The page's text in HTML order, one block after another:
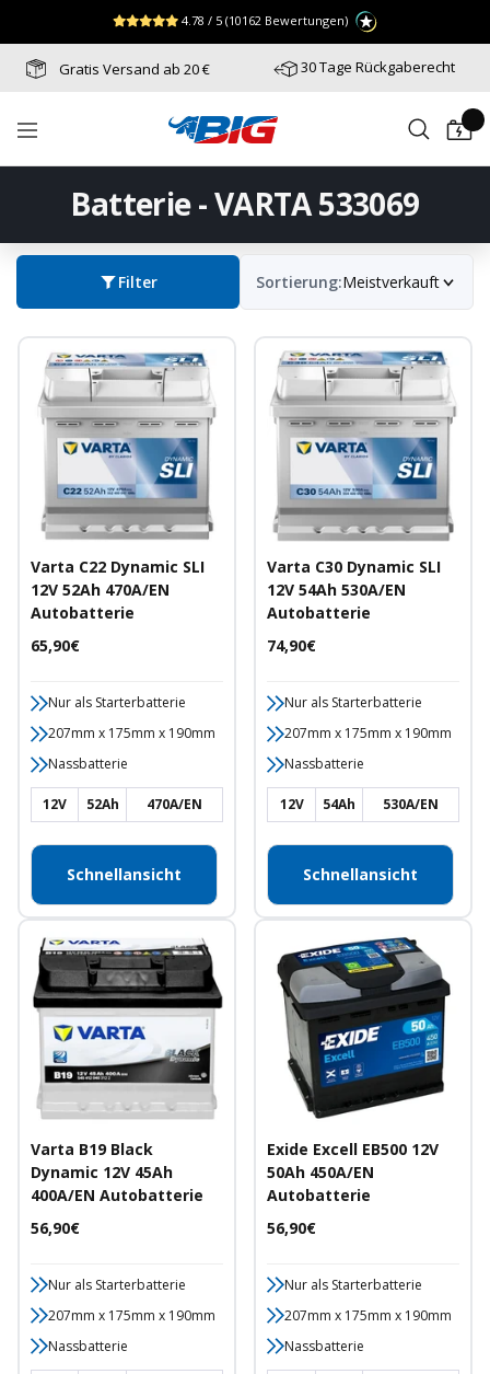
Zum Menü springen
Fußzeile springen
Barrierefreiheits-Widget öffnen
Inhalt
4.78 / 5 (10162 Bewertungen)
Gratis Versand ab 20 € 30 Tage Rückgaberecht
Navigation
Batterie-
Batterie - VARTA 533069
Filter Sortierung:Meistverkauft
Varta C22 Dynamic SLI
12V 52Ah 470A/EN
Autobatterie
Angebotspreis
65,90€
Nur als Starterbatterie
207mm x 175mm x 190mm
Nassbatterie
12V 52Ah 470A/EN
Schnellansicht
Varta C30 Dynamic SLI
12V 54Ah 530A/EN
Autobatterie
Angebotspreis
74,90€
Nur als Starterbatterie
207mm x 175mm x 190mm
Nassbatterie
12V 54Ah 530A/EN
Schnellansicht
Varta B19 Black
Dynamic 12V 45Ah
400A/EN Autobatterie
Angebotspreis
56,90€
Nur als Starterbatterie
207mm x 175mm x 190mm
Nassbatterie
Exide Excell EB500 12V
50Ah 450A/EN
Autobatterie
Angebotspreis
56,90€
Nur als Starterbatterie
207mm x 175mm x 190mm
Nassbatterie